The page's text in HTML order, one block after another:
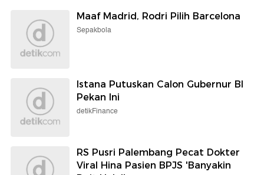
Maaf Madrid, Rodri Pilih Barcelona
Sepakbola
Istana Putuskan Calon Gubernur BI
Pekan Ini
detikFinance
RS Pusri Palembang Pecat Dokter
Viral Hina Pasien BPJS 'Banyakin